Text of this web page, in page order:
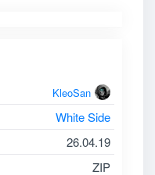
KleoSan
White Side
26.04.19
ZIP